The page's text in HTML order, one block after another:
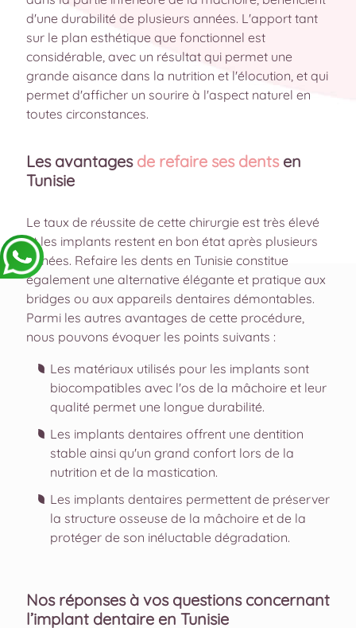
d'une durabilité de plusieurs années. L'apport tant
sur le plan esthétique que fonctionnel est
considérable, avec un résultat qui permet une
grande aisance dans la nutrition et l'élocution, et qui
permet d'afficher un sourire à l'aspect naturel en
toutes circonstances.
Les avantages de refaire ses dentsen
Tunisie
Le taux de réussite de cette chirurgie est très élevé
et les implants restent en bon état après plusieurs
années. Refaire les dents en Tunisie constitue
également une alternative élégante et pratique aux
bridges ou aux appareils dentaires démontables.
Parmi les autres avantages de cette procédure,
nous pouvons évoquer les points suivants :
Les matériaux utilisés pour les implants sont
biocompatibles avec l'os de la mâchoire et leur
qualité permet une longue durabilité.
Les implants dentaires offrent une dentition
stable ainsi qu'un grand confort lors de la
nutrition et de la mastication.
Les implants dentaires permettent de préserver
la structure osseuse de la mâchoire et de la
protéger de son inéluctable dégradation.
Nos réponses à vos questions concernant
l’implant dentaire en Tunisie